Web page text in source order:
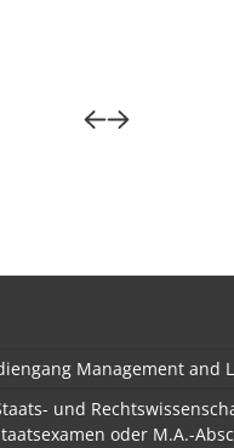
Management and
und
oder M.A.-